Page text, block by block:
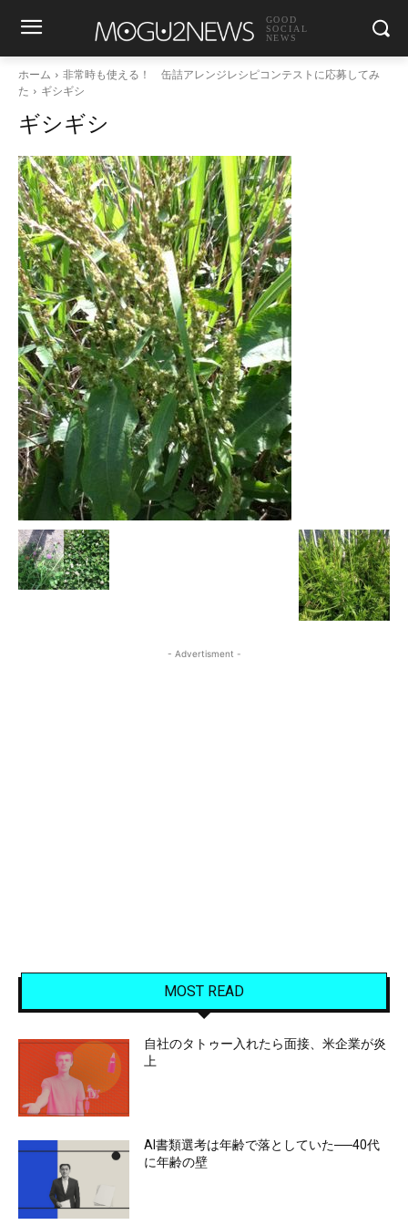
GOOD
SOCIAL
NEWS
ホーム
非常時も使える！ 缶詰アレンジレシピコンテストに応募してみ
た
ギシギシ
ギシギシ
- Advertisment -
MOST READ
自社のタトゥー入れたら面接、米企業が炎
上
AI書類選考は年齢で落としていた──40代
に年齢の壁